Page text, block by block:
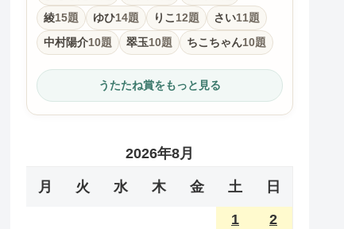
綾15題 ゆひ14題 りこ 12題 さい11題
中村陽介10題 翠玉10題 ちこちゃん10題
うたたね賞をもっと見る
2026年8月
月 火 水 木 金 土 日
1
2